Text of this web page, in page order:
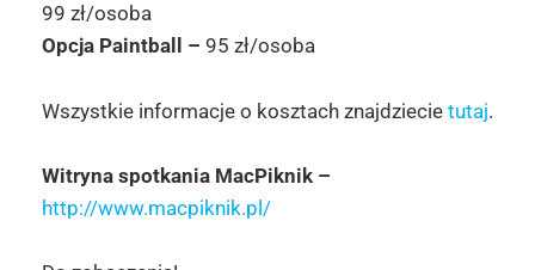
99 zł/osoba
Opcja Paintball – 95 zł/osoba
Wszystkie informacje o kosztach znajdziecie tutaj.
Witryna spotkania MacPiknik –
http://www.macpiknik.pl/